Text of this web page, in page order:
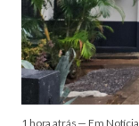
1 hora atrás — Em